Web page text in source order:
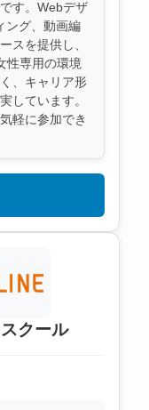
す。Webデザ
ング、動画編
スを提供し、
性専用の環境
、キャリア形
しています。
軽に参加でき
クール